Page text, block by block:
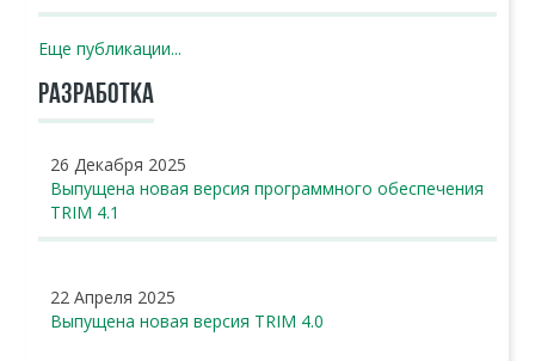
Еще публикации...
РАЗРАБОТКА
26 Декабря 2025
Выпущена новая версия программного обеспечения
TRIM 4.1
22 Апреля 2025
Выпущена новая версия TRIM 4.0